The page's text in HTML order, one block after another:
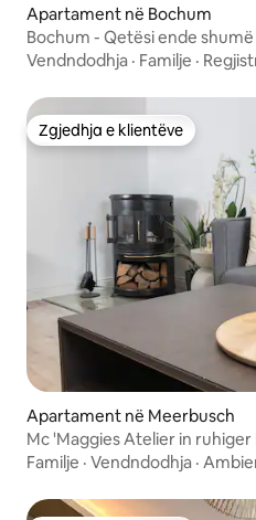
Apartament në Bochum
Bochum - Qetësi ende
Vendndodhja · Familje ·
Zgjedhja e klientëve
Zgjedhja e klientëve
Apartament në Meerbusch
Mc 'Maggies Atelier in
Familje · Vendndodhja ·